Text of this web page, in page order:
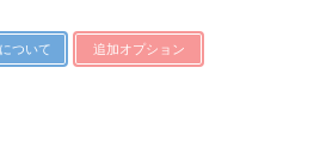
ついて 追加オプション